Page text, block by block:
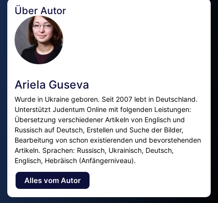
Über Autor
Ariela Guseva
Wurde in Ukraine geboren. Seit 2007 lebt in Deutschland.
Unterstützt Judentum Online mit folgenden Leistungen:
Übersetzung verschiedener Artikeln von Englisch und
Russisch auf Deutsch, Erstellen und Suche der Bilder,
Bearbeitung von schon existierenden und bevorstehenden
Artikeln. Sprachen: Russisch, Ukrainisch, Deutsch,
Englisch, Hebräisch (Anfängerniveau).
Alles vom Autor